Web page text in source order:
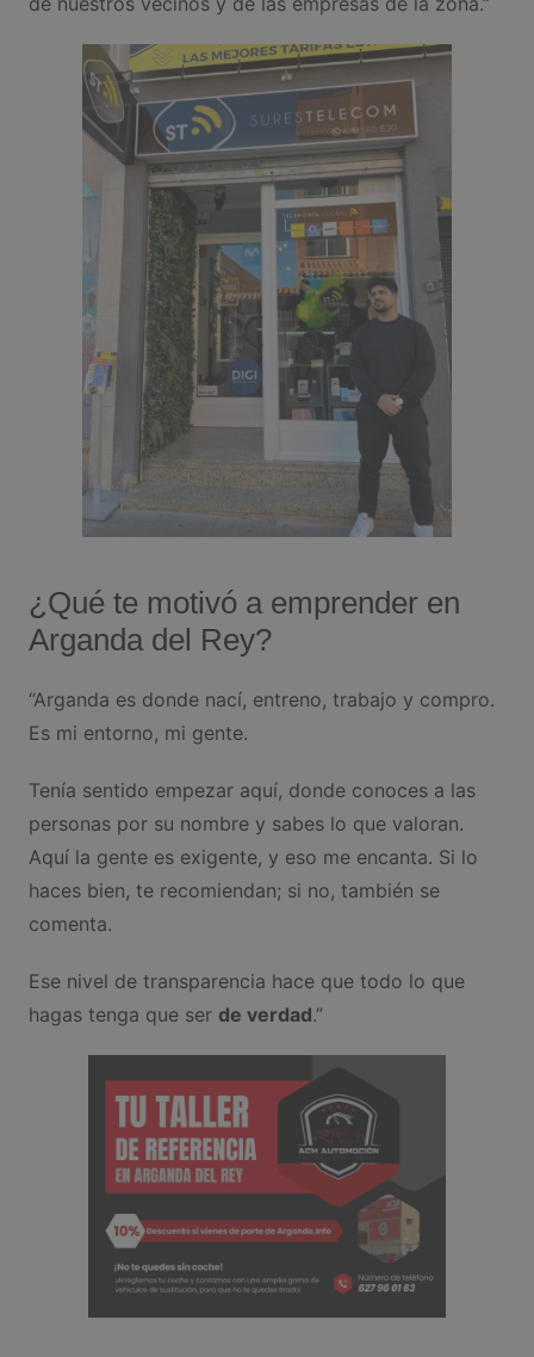
¿Qué te motivó a emprender en
Arganda del Rey?
“Arganda es donde nací, entreno, trabajo y compro.
Es mi entorno, mi gente.
Tenía sentido empezar aquí, donde conoces a las
personas por su nombre y sabes lo que valoran.
Aquí la gente es exigente, y eso me encanta. Si lo
haces bien, te recomiendan; si no, también se
comenta.
Ese nivel de transparencia hace que todo lo que
hagas tenga que ser de verdad.”